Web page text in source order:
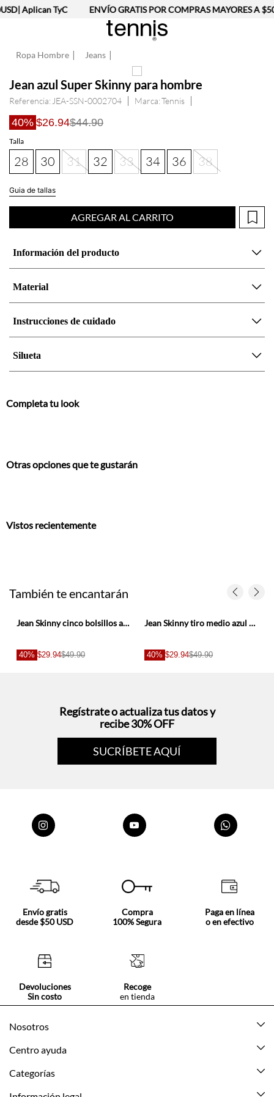
Aplican TyC ENVÍO GRATIS POR COMPRAS MAYORES A
Ropa Hombre Jeans
Jean azul Super Skinny para hombre
Referencia: JEA-SSN-0002704 Tennis
40% $26.94$44.90
Talla
28 30 31 32 33 34 36 38
Guia de tallas
AGREGAR AL CARRITO
Información del producto
Material
Instrucciones de cuidado
Silueta
Completa tu look
Otras opciones que te gustarán
Vistos recientemente
También te encantarán
Jean Skinny cinco bolsillos azul para hombre
40% $29.94$49.90
Jean Skinny tiro medio azul oscuro para hombre
40% $29.94$49.90
Regístrate o actualiza tus datos y
recibe 30% OFF
SUCRÍBETE AQUÍ
Envío gratis
desde $50 USD
Compra
100% Segura
Paga en línea
o en efectivo
Devoluciones
Sin costo
Recoge
en tienda
Nosotros
Acerca de Tennis
Centro ayuda
Mis pedidos
Categorías
Nuevo